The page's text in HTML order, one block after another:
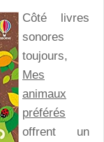
Côté livres
sonores
toujours,
Mes
animaux
préférés
offrent un